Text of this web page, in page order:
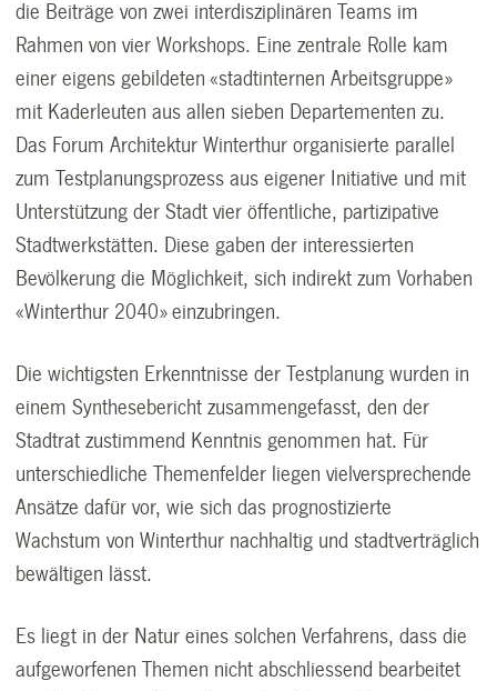
die Beiträge von zwei interdisziplinären Teams im
Rahmen von vier Workshops. Eine zentrale Rolle kam
einer eigens gebildeten «stadtinternen Arbeitsgruppe»
mit Kaderleuten aus allen sieben Departementen zu.
Das Forum Architektur Winterthur organisierte parallel
zum Testplanungsprozess aus eigener Initiative und mit
Unterstützung der Stadt vier öffentliche, partizipative
Stadtwerkstätten. Diese gaben der interessierten
Bevölkerung die Möglichkeit, sich indirekt zum Vorhaben
«Winterthur 2040» einzubringen.
Die wichtigsten Erkenntnisse der Testplanung wurden in
einem Synthesebericht zusammengefasst, den der
Stadtrat zustimmend Kenntnis genommen hat. Für
unterschiedliche Themenfelder liegen vielversprechende
Ansätze dafür vor, wie sich das prognostizierte
Wachstum von Winterthur nachhaltig und stadtverträglich
bewältigen lässt.
Es liegt in der Natur eines solchen Verfahrens, dass die
aufgeworfenen Themen nicht abschliessend bearbeitet